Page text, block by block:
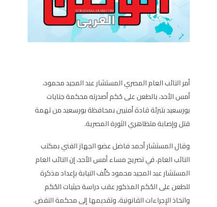
أمر النائب العام المصري المستشار عبد المجيد محمود،
أمس الأحد، بالطعن على حُكم أصدرته محكمة جنايات
بورسعيد بتبرئة قادة أمنيين بمحافظة بورسعيد من تهمة
قتل وإصابة متظاهري الثورة المصرية.
وقال المستشار أحمد فاضل عضو الجهاز الفني بمكتب
النائب العام، في تصريح مساء أمس الأحد، إن النائب العام
المستشار عبد المجيد محمود كلَّف النيابة بإعداد مذكرة
للطعن على الحُكم المذكور عقب دراسة حيثيات الحُكم
واتخاذ الإجراءات القانونية، وتقديمها إلى محكمة النقض.